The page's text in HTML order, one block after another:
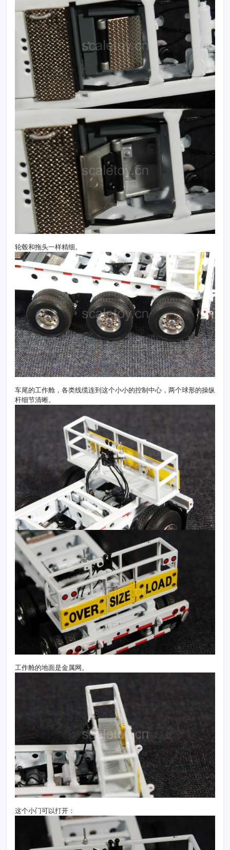
轮毂和拖头一样精细。
车尾的工作舱，各类线缆连到这个小小的控制中心，两个球形的操纵
杆细节清晰。
工作舱的地面是金属网。
这个小门可以打开：